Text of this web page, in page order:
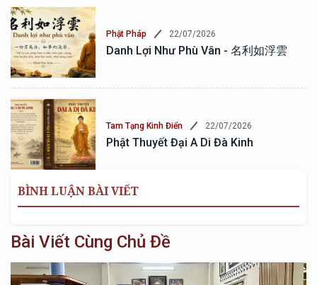
Phật Pháp 22/07/2026
Danh Lợi Như Phù Vân - 名利如浮雲
Tam Tạng Kinh Điển 22/07/2026
Phật Thuyết Đại A Di Đà Kinh
BÌNH LUẬN BÀI VIẾT
Bài Viết Cùng Chủ Đề